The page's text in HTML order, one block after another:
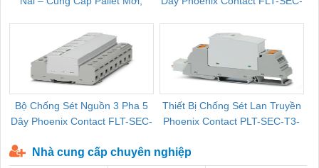
Bộ Chống Sét Nguồn 3 Pha 5
Dây Phoenix Contact FLT-SEC-
Thiết Bị Chống Sét Lan Truyền
Phoenix Contact PLT-SEC-T3-
Nhà cung cấp chuyên nghiệp